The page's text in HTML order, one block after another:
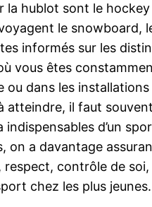
hublot sont le
le snowboard,
informés sur les
vous êtes
dans les
il faut
d’un
a davantage
contrôle de
chez les plus jeunes.